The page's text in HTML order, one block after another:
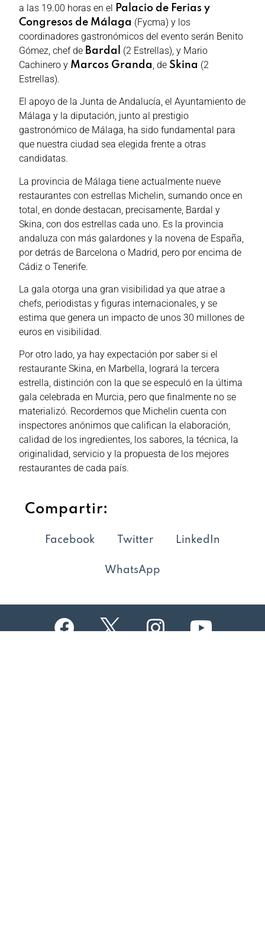
a las 19.00 horas en el Palacio de Ferias y
Congresos de Málaga (Fycma) y los
coordinadores gastronómicos del evento serán Benito
Gómez, chef de Bardal
(2 Estrellas), y Mario
Cachinero y Marcos Granda , deSkina (2
Estrellas).
El apoyo de la Junta de Andalucía, el Ayuntamiento de
Málaga y la diputación, junto al prestigio
gastronómico de Málaga, ha sido fundamental para
que nuestra ciudad sea elegida frente a otras
candidatas.
La provincia de Málaga tiene actualmente nueve
restaurantes con estrellas Michelin, sumando once en
total, en donde destacan, precisamente, Bardal y
Skina, con dos estrellas cada uno. Es la provincia
andaluza con más galardones y la novena de España,
por detrás de Barcelona o Madrid, pero por encima de
Cádiz o Tenerife.
La gala otorga una gran visibilidad ya que atrae a
chefs, periodistas y figuras internacionales, y se
estima que genera un impacto de unos 30 millones de
euros en visibilidad.
Por otro lado, ya hay expectación por saber si el
restaurante Skina, en Marbella, logrará la tercera
estrella, distinción con la que se especuló en la última
gala celebrada en Murcia, pero que finalmente no se
materializó. Recordemos que Michelin cuenta con
inspectores anónimos que califican la elaboración,
calidad de los ingredientes, los sabores, la técnica, la
originalidad, servicio y la propuesta de los mejores
restaurantes de cada país.
Compartir:
Facebook Twitter LinkedIn
WhatsApp